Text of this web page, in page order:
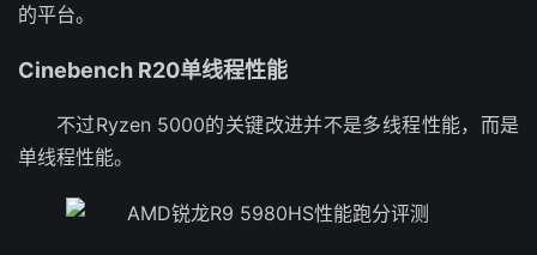
的平台。
Cinebench R20单线程性能
不过Ryzen 5000的关键改进并不是多线程性能，而是
单线程性能。